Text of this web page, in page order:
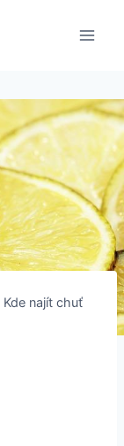
najít chuť